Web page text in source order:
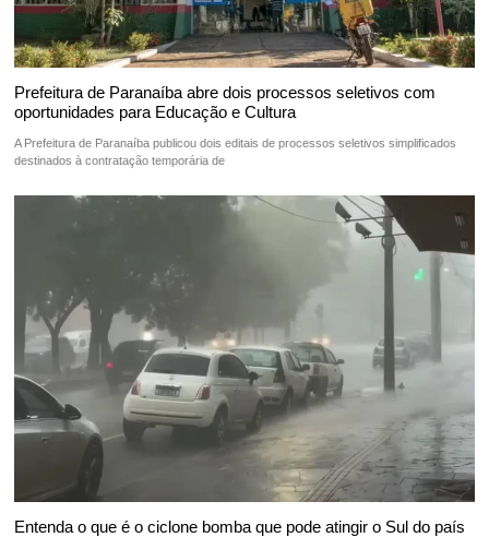
Prefeitura de Paranaíba abre dois processos seletivos com
oportunidades para Educação e Cultura
A Prefeitura de Paranaíba publicou dois editais de processos seletivos simplificados
destinados à contratação temporária de
Entenda o que é o ciclone bomba que pode atingir o Sul do país